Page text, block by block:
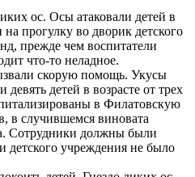
ос. Осы атаковали детей в
прогулку во дворик детского
прежде чем воспитатели
что-то неладное.
скорую помощь. Укусы
детей в возрасте от трeх
в Филатовскую
в случившемся виновата
Сотрудники должны были
детского учреждения не было